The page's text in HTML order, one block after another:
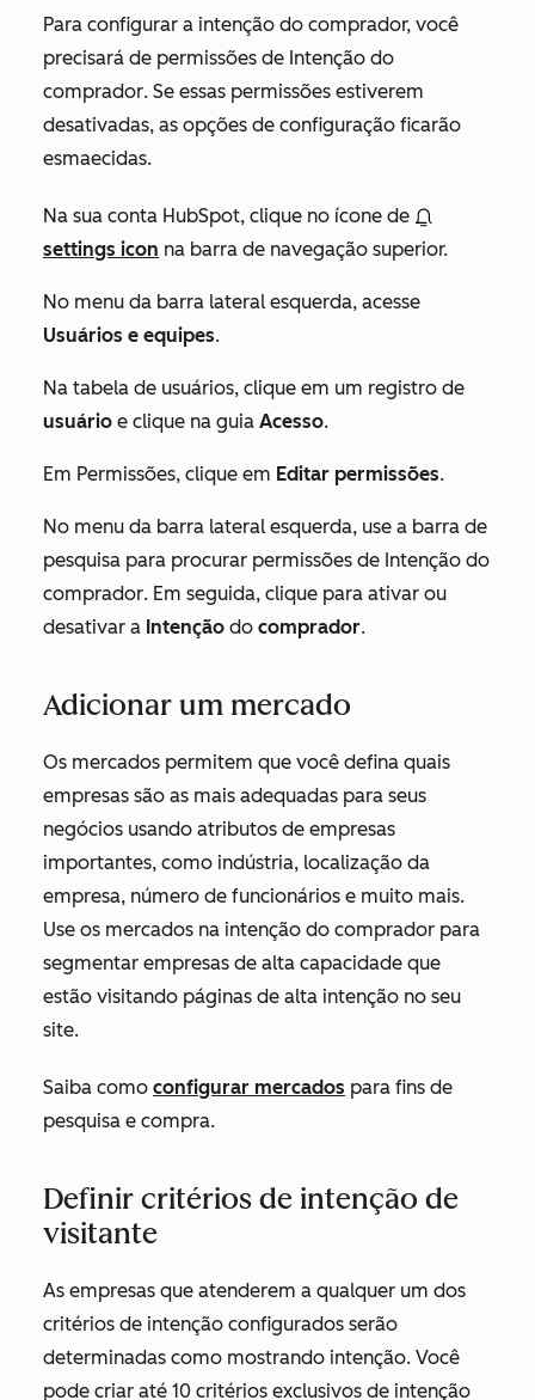
Para configurar a intenção do comprador, você
precisará de permissões de Intenção do
comprador. Se essas permissões estiverem
desativadas, as opções de configuração ficarão
esmaecidas.
Na sua conta HubSpot, clique no ícone de
settings icon na barra de navegação superior.
No menu da barra lateral esquerda, acesse
Usuários e equipes.
Na tabela de usuários, clique em um registro de
usuário e clique na guia Acesso.
Em Permissões, clique em Editar permissões.
No menu da barra lateral esquerda, use a barra de
pesquisa para procurar permissões de Intenção do
comprador. Em seguida, clique para ativar ou
desativar a Intenção do comprador.
Adicionar um mercado
Os mercados permitem que você defina quais
empresas são as mais adequadas para seus
negócios usando atributos de empresas
importantes, como indústria, localização da
empresa, número de funcionários e muito mais.
Use os mercados na intenção do comprador para
segmentar empresas de alta capacidade que
estão visitando páginas de alta intenção no seu
site.
Saiba como configurar mercados para fins de
pesquisa e compra.
Definir critérios de intenção de
visitante
As empresas que atenderem a qualquer um dos
critérios de intenção configurados serão
determinadas como mostrando intenção. Você
pode criar até 10 critérios exclusivos de intenção